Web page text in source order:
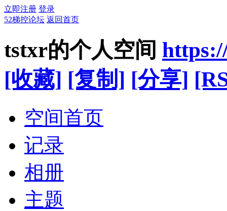
立即注册 登录
52梯控论坛 返回首页
tstxr的个人空间
[收藏] [复制] [分享]
空间首页
记录
相册
主题